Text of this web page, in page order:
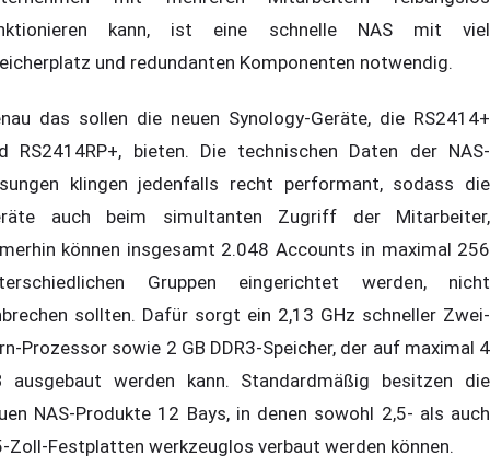
kann, ist eine schnelle NAS mit viel
und redundanten Komponenten notwendig.
das sollen die neuen Synology-Geräte, die RS2414+
RS2414RP+, bieten. Die technischen Daten der NAS-
klingen jedenfalls recht performant, sodass die
auch beim simultanten Zugriff der Mitarbeiter,
können insgesamt 2.048 Accounts in maximal 256
Gruppen eingerichtet werden, nicht
sollten. Dafür sorgt ein 2,13 GHz schneller Zwei-
Prozessor sowie 2 GB DDR3-Speicher, der auf maximal 4
ausgebaut werden kann. Standardmäßig besitzen die
NAS-Produkte 12 Bays, in denen sowohl 2,5- als auch
Zoll-Festplatten werkzeuglos verbaut werden können.